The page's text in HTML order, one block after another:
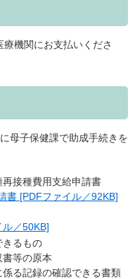
機関にお支払いくださ
母子保健課で助成手続きを
接種費用支給申請書
書 [PDFファイル／92KB]
／50KB]
きるもの
等の原本
る記録の確認できる書類